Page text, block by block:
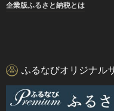
企業版ふるさと納税とは
ふるなびオリジナル